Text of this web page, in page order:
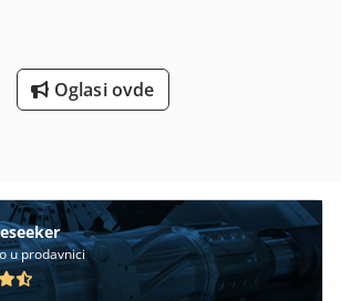
Oglasi ovde
u prodavnici